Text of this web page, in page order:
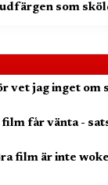
som
vet jag inget om
får vänta -
film är inte